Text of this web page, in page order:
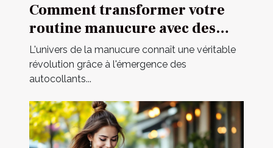
Comment transformer votre
routine manucure avec des
autocollants ?
L'univers de la manucure connaît une véritable
révolution grâce à l'émergence des
autocollants...